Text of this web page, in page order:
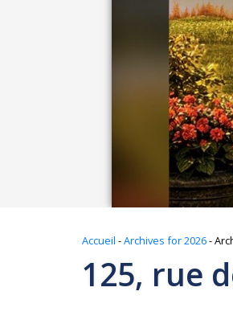
Accueil -Archives for 2026-
125, rue